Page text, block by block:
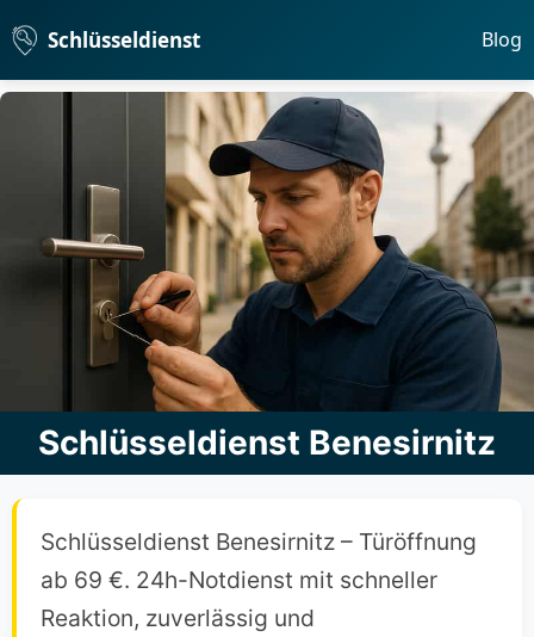
Schlüsseldienst Blog
Schlüsseldienst Benesirnitz
Schlüsseldienst Benesirnitz – Türöffnung
ab 69 €. 24h-Notdienst mit schneller
Reaktion, zuverlässig und